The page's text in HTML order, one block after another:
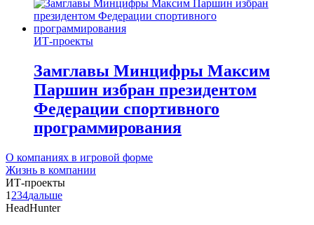
ИТ-проекты
Замглавы Минцифры Максим
Паршин избран президентом
Федерации спортивного
программирования
О компаниях в игровой форме
Жизнь в компании
ИТ-проекты
1 234дальше
HeadHunter